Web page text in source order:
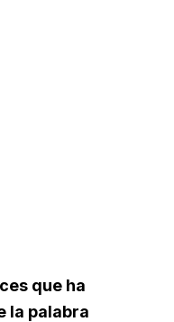
que ha
la palabra